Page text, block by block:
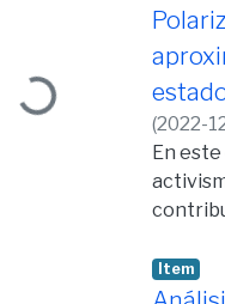
Loading...
(2022-
En
delItem